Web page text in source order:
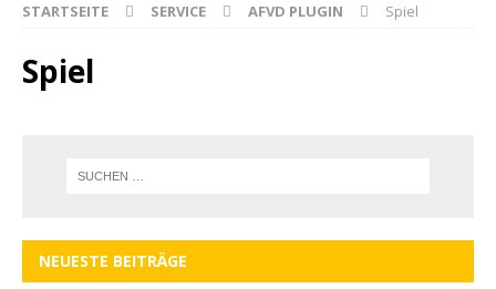
STARTSEITE SERVICE AFVD PLUGIN Spiel
Spiel
NEUESTE BEITRÄGE